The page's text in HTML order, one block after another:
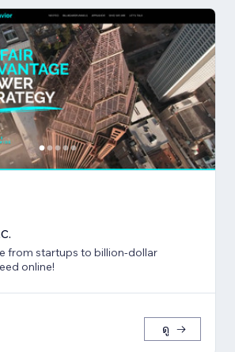
from startups to billion-dollar
online!
ดู